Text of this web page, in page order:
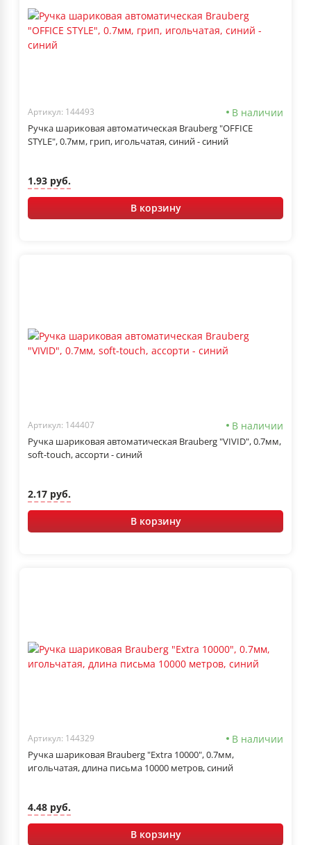
Артикул: 144493 В наличии
Ручка шариковая автоматическая Brauberg "OFFICE
STYLE", 0.7мм, грип, игольчатая, синий - синий
1.93 руб.
В корзину
Артикул: 144407 В наличии
Ручка шариковая автоматическая Brauberg "VIVID", 0.7мм,
soft-touch, ассорти - синий
2.17 руб.
В корзину
Артикул: 144329 В наличии
Ручка шариковая Brauberg "Extra 10000", 0.7мм,
игольчатая, длина письма 10000 метров, синий
4.48 руб.
В корзину